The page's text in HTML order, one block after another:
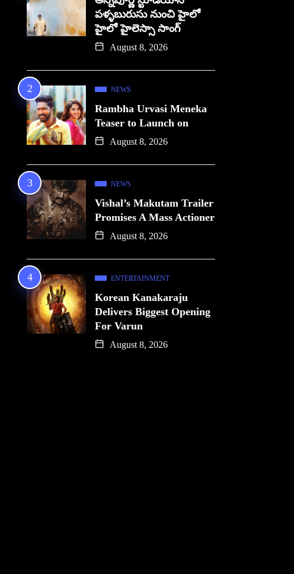
పళ్ళబురుసు నుంచి హైలో
హైలో హైలెస్సా సాంగ్
August 8, 2026
NEWS
Rambha Urvasi Meneka
Teaser to Launch on
August 8, 2026
NEWS
Vishal’s Makutam Trailer
Promises A Mass Actioner
August 8, 2026
ENTERTAINMENT
Korean Kanakaraju
Delivers Biggest Opening
For Varun
August 8, 2026